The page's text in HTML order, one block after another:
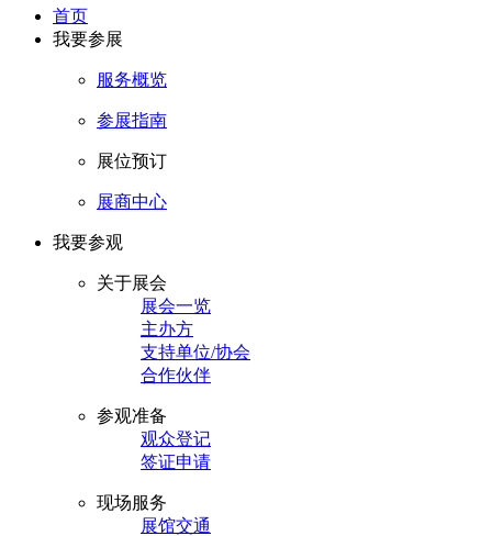
首页
我要参展
服务概览
参展指南
展位预订
展商中心
我要参观
关于展会
展会一览
主办方
支持单位/协会
合作伙伴
参观准备
观众登记
签证申请
现场服务
展馆交通